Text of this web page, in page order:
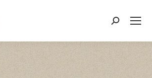
Поиск: